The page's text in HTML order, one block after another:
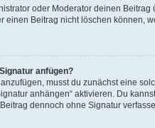
oder Moderator deinen
einen Beitrag nicht löschen können,
anfügen?
musst du zunächst eine
anhängen“ aktivieren. Du
dennoch ohne Signatur